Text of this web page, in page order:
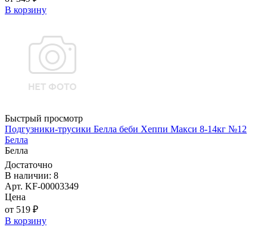
В корзину
Быстрый просмотр
Подгузники-трусики Белла беби Хеппи Макси 8-14кг №12
Белла
Белла
Достаточно
В наличии: 8
Арт. KF-00003349
Цена
от 519 ₽
В корзину